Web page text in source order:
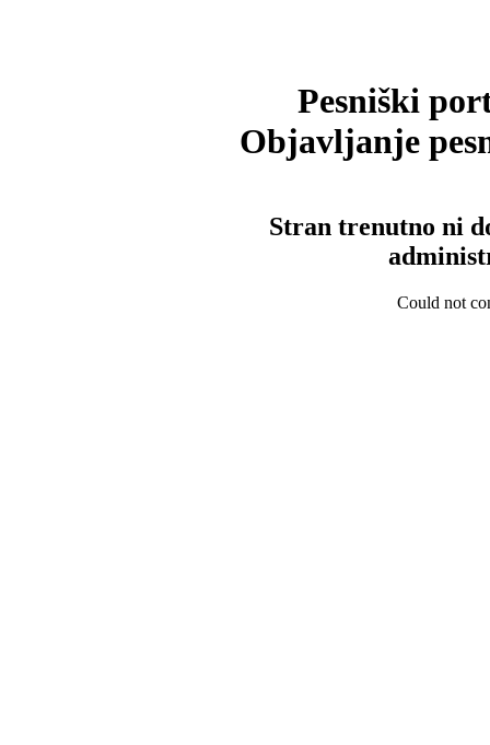
Pesniški
Objavljanje
Stran trenutno ni
Could not